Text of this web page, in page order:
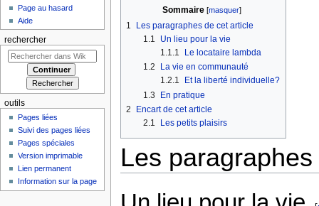
Sommaire [masquer]
1
Les paragraphes de cet article
1.1
Un lieu pour la vie
1.1.1
Le locataire lambda
1.2
La vie en communauté
1.2.1
Et la liberté individuelle?
1.3
En pratique
2
Encart de cet article
2.1
Les petits plaisirs
Les
Page au hasard
Aide
rechercher
outils
Pages liées
Suivi des pages liées
Pages spéciales
Version imprimable
Lien permanent
Information sur la page